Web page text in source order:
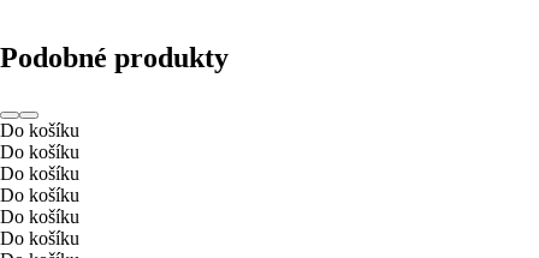
Podobné produkty
Do košíku
Do košíku
Do košíku
Do košíku
Do košíku
Do košíku